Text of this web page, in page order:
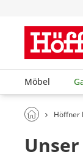
Möbel
Höffner